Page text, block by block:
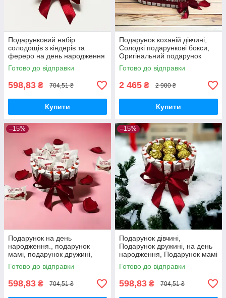
Подарунковий набір
солодощів з кіндерів та
фереро на день народження
дружині, дівчині, мамі, донці,
подрузі, коханій
Готово до відправки
598,83 ₴ 704,51 ₴
Купити
Подарунок коханій дівчині,
Солодкі подарункові бокси,
Оригінальний подарунок
своїй дружині, Сюрприз бокс
на день народження
Готово до відправки
2 465 ₴ 2 900 ₴
Купити
–15%
Подарунок на день
народження., подарунок
мамі, подарунок дружині,
подарунковий бокс.
Готово до відправки
598,83 ₴ 704,51 ₴
–15%
Подарунок дівчині,
Подарунок дружині, на день
народження, Подарунок мамі
на день народження, подрузі,
сестрі, доньці
Готово до відправки
598,83 ₴ 704,51 ₴